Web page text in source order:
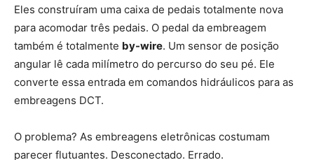
Eles construíram uma caixa de pedais totalmente nova
para acomodar três pedais. O pedal da embreagem
também é totalmente by-wire. Um sensor de posição
angular lê cada milímetro do percurso do seu pé. Ele
converte essa entrada em comandos hidráulicos para as
embreagens DCT.
O problema? As embreagens eletrônicas costumam
parecer flutuantes. Desconectado. Errado.